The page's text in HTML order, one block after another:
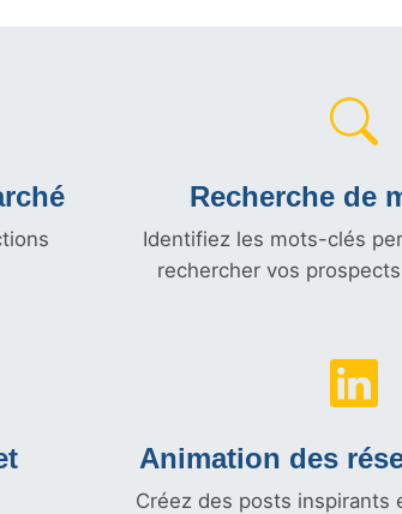
Recherche de
Identifiez les mots-clés
rechercher vos
Animation des
Créez des posts inspirants